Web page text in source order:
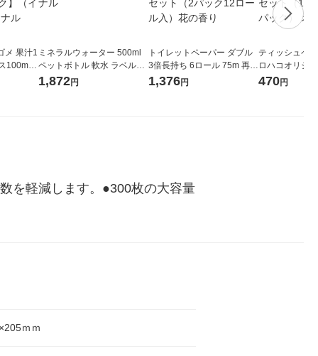
メ 果汁1
100ml 1
ナル
パッ
ミネラルウォーター 500ml
ペットボトル 軟水 ラベルレ
ス 1セット（48本）天然水
オリジナル
1,872円
トイレットペーパー ダブル
3倍長持ち 6ロール 75m 再生
紙配合 スコッティフラワー
パック 1セット（2パック12
1,376円
ティッシュペ
ロハコオリジ
ックティッシ
470円
を軽減します。●300枚の大容量
ｍｍ